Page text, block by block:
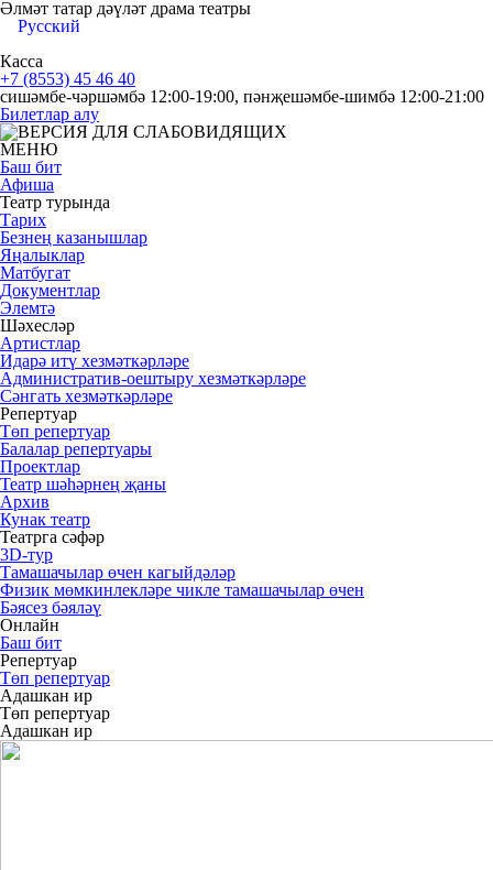
Әлмәт татар дәүләт драма театры
Русский
Касса
+7 (8553) 45 46 40
сишәмбе-чәршәмбә 12:00-19:00, пәнҗешәмбе-шимбә 12:00-21:00
Билетлар алу
МЕНЮ
Баш бит
Афиша
Театр турында
Тарих
Безнең казанышлар
Яңалыклар
Матбугат
Документлар
Элемтә
Шәхесләр
Артистлар
Идарә итү хезмәткәрләре
Административ-оештыру хезмәткәрләре
Сәнгать хезмәткәрләре
Репертуар
Төп репертуар
Балалар репертуары
Проектлар
Театр шәһәрнең җаны
Архив
Кунак театр
Театрга сәфәр
3D-тур
Тамашачылар өчен кагыйдәләр
Физик мөмкинлекләре чикле тамашачылар өчен
Бәясез бәяләү
Онлайн
Баш бит
Репертуар
Төп репертуар
Адашкан ир
Төп репертуар
Адашкан ир